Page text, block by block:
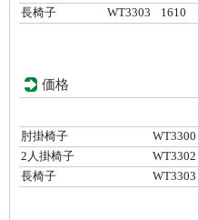
長椅子
WT3303 1610
価格
肘掛椅子
WT3300
2人掛椅子
WT3302
長椅子
WT3303